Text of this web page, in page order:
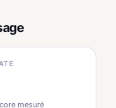
mesuré